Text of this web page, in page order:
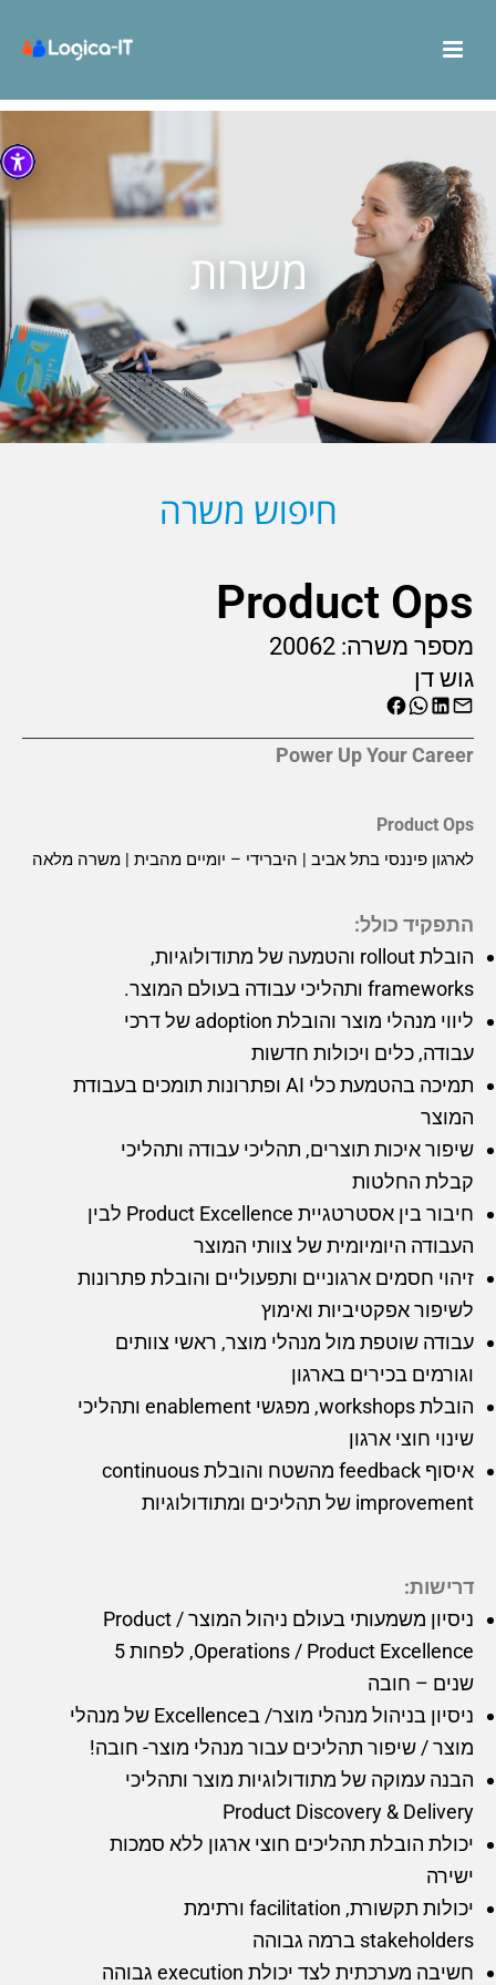
משרות
חיפוש משרה
Product Ops
מספר משרה: 20062
גוש דן
Power Up Your Career
Product Ops
לארגון פיננסי בתל אביב | היברידי – יומיים מהבית | משרה מלאה
התפקיד כולל:
הובלת rollout והטמעה של מתודולוגיות,
frameworks ותהליכי עבודה בעולם המוצר.
ליווי מנהלי מוצר והובלת adoption של דרכי
עבודה, כלים ויכולות חדשות
תמיכה בהטמעת כלי AI ופתרונות תומכים בעבודת
המוצר
שיפור איכות תוצרים, תהליכי עבודה ותהליכי
קבלת החלטות
חיבור בין אסטרטגיית Product Excellence לבין
העבודה היומיומית של צוותי המוצר
זיהוי חסמים ארגוניים ותפעוליים והובלת פתרונות
לשיפור אפקטיביות ואימוץ
עבודה שוטפת מול מנהלי מוצר, ראשי צוותים
וגורמים בכירים בארגון
הובלת workshops, מפגשי enablement ותהליכי
שינוי חוצי ארגון
איסוף feedback מהשטח והובלת continuous
improvement של תהליכים ומתודולוגיות
דרישות:
ניסיון משמעותי בעולם ניהול המוצר / Product
Operations / Product Excellence, לפחות 5
שנים – חובה
ניסיון בניהול מנהלי מוצר/ בExcellence של מנהלי
מוצר / שיפור תהליכים עבור מנהלי מוצר- חובה!
הבנה עמוקה של מתודולוגיות מוצר ותהליכי
Product Discovery & Delivery
יכולת הובלת תהליכים חוצי ארגון ללא סמכות
ישירה
יכולות תקשורת, facilitation ורתימת
stakeholders ברמה גבוהה
חשיבה מערכתית לצד יכולת execution גבוהה